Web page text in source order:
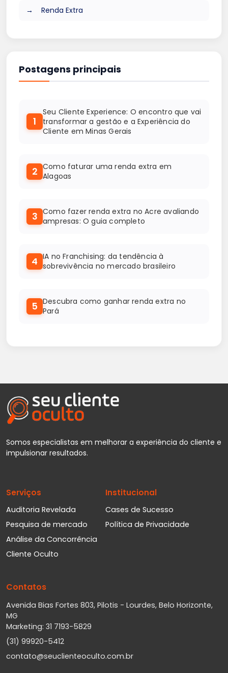
Renda Extra
Postagens principais
1
Seu Cliente Experience: O encontro que vai
transformar a gestão e a Experiência do
Cliente em Minas Gerais
2 Como faturar uma renda extra em
Alagoas
3 Como fazer renda extra no Acre avaliando
ampresas: O guia completo
4 IA no Franchising: da tendência à
sobrevivência no mercado brasileiro
5 Descubra como ganhar renda extra no
Pará
Somos especialistas em melhorar a experiência do cliente e
impulsionar resultados.
Serviços
Auditoria Revelada
Pesquisa de mercado
Análise da Concorrência
Cliente Oculto
Institucional
Cases de Sucesso
Política de Privacidade
Contatos
Avenida Bias Fortes 803, Pilotis - Lourdes, Belo Horizonte,
MG
Marketing: 31 7193-5829
(31) 99920-5412
contato@seuclienteoculto.com.br